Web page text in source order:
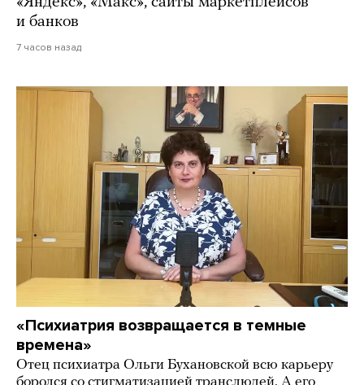
и банков
7 часов назад
«Психиатрия возвращается в темные
времена»
Отец психиатра Ольги Бухановской всю карьеру
боролся со стигматизацией транслюдей. А его